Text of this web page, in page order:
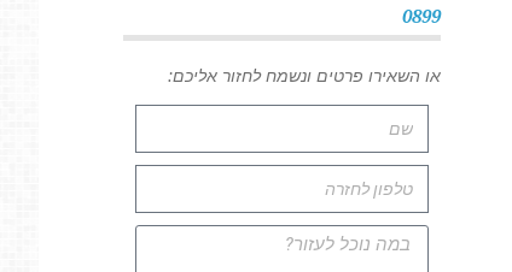
0899
או השאירו פרטים ונשמח לחזור אליכם: